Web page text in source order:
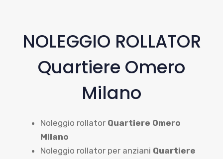
NOLEGGIO ROLLATOR
Quartiere Omero
Milano
Noleggio rollator Quartiere Omero
Milano
Noleggio rollator per anziani Quartiere